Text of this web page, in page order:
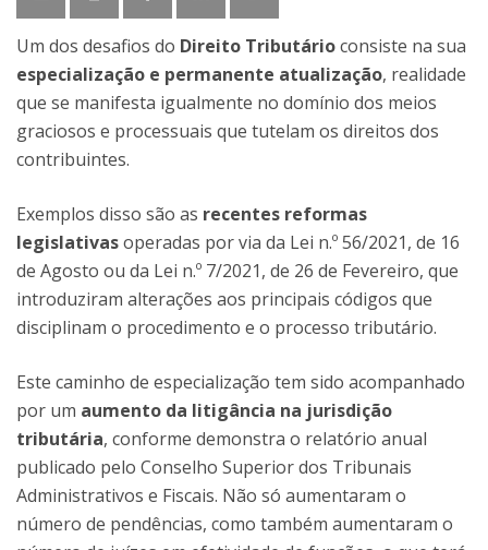
Um dos desafios do Direito Tributárioconsiste na sua
especialização e permanente atualização, realidade
que se manifesta igualmente no domínio dos meios
graciosos e processuais que tutelam os direitos dos
contribuintes.
Exemplos disso são as recentes reformas
legislativasoperadas por via da Lei n.º 56/2021, de 16
de Agosto ou da Lei n.º 7/2021, de 26 de Fevereiro, que
introduziram alterações aos principais códigos que
disciplinam o procedimento e o processo tributário.
Este caminho de especialização tem sido acompanhado
por um aumento da litigância na jurisdição
tributária, conforme demonstra o relatório anual
publicado pelo Conselho Superior dos Tribunais
Administrativos e Fiscais. Não só aumentaram o
número de pendências, como também aumentaram o